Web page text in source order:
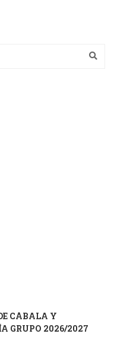
CÁBALA Y
GRUPO 2026/2027